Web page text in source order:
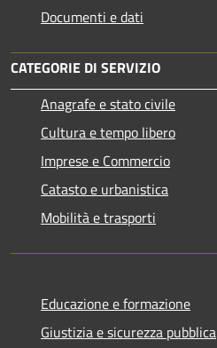
Documenti e dati
CATEGORIE DI SERVIZIO
Anagrafe e stato civile
Cultura e tempo libero
Imprese e Commercio
Catasto e urbanistica
Mobilità e trasporti
Educazione e formazione
Giustizia e sicurezza pubblica